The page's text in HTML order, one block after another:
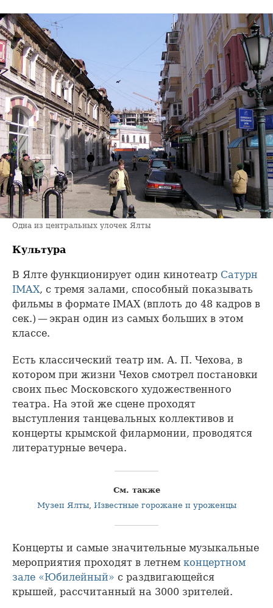
Одна из центральных улочек Ялты
Культура
В Ялте функционирует один кинотеатр Сатурн
IMAX, с тремя залами, способный показывать
фильмы в формате IMAX (вплоть до 48 кадров в
сек.) — экран один из самых больших в этом
классе.
Есть классический театр им. А. П. Чехова, в
котором при жизни Чехов смотрел постановки
своих пьес Московского художественного
театра. На этой же сцене проходят
выступления танцевальных коллективов и
концерты крымской филармонии, проводятся
литературные вечера.
См. также
Музеи Ялты, Известные горожане и уроженцы
Концерты и самые значительные музыкальные
мероприятия проходят в летнем концертном
зале «Юбилейный» с раздвигающейся
крышей, рассчитанный на 3000 зрителей.